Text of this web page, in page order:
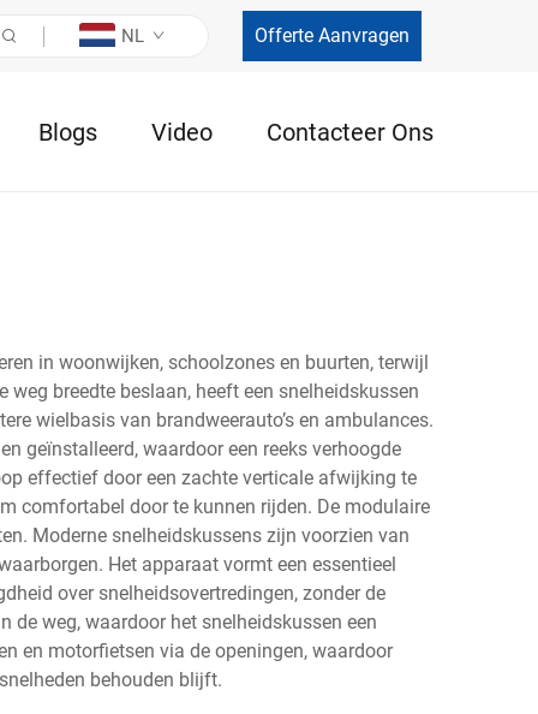
NL Offerte Aanvragen
Blogs Video Contacteer Ons
in woonwijken, schoolzones en buurten, terwijl
breedte beslaan, heeft een snelheidskussen
wielbasis van brandweerauto’s en ambulances.
geïnstalleerd, waardoor een reeks verhoogde
effectief door een zachte verticale afwijking te
comfortabel door te kunnen rijden. De modulaire
Moderne snelheidskussens zijn voorzien van
Het apparaat vormt een essentieel
over snelheidsovertredingen, zonder de
weg, waardoor het snelheidskussen een
en motorfietsen via de openingen, waardoor
behouden blijft.